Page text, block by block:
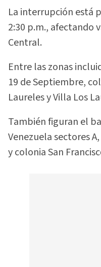
La interrupción está
2:30 p.m., afectando
Central.
Entre las zonas
19 de Septiembre,
Laureles y Villa Los
También figuran el
Venezuela sectores
y colonia San